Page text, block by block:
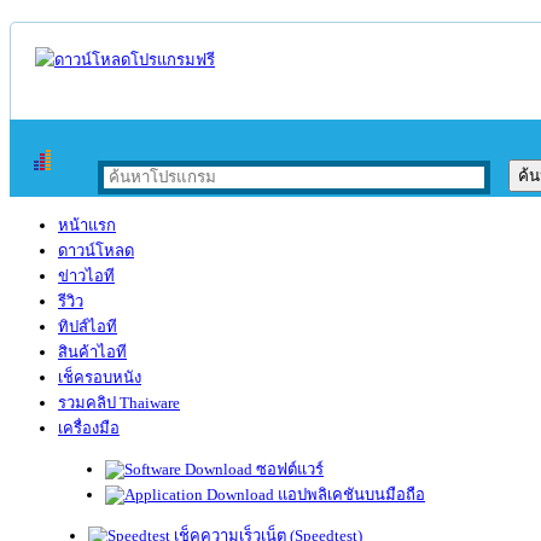
หน้าแรก
ดาวน์โหลด
ข่าวไอที
รีวิว
ทิปส์ไอที
สินค้าไอที
เช็ครอบหนัง
รวมคลิป Thaiware
เครื่องมือ
ซอฟต์แวร์
แอปพลิเคชันบนมือถือ
เช็คความเร็วเน็ต (Speedtest)